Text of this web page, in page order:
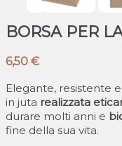
BORSA PER
6,50 €
Elegante, resistente e
in juta realizzata
durare molti anni e
fine della sua vita.